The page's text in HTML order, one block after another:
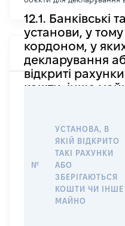
12.1. Банківські
установи, у тому
кордоном, у
декларування
відкриті
кошти, інше
№
УСТАНОВА, В
ЯКІЙ ВІДКРИТО
ТАКІ РАХУНКИ
АБО
ЗБЕРІГАЮТЬСЯ
КОШТИ ЧИ ІНШЕ
МАЙНО